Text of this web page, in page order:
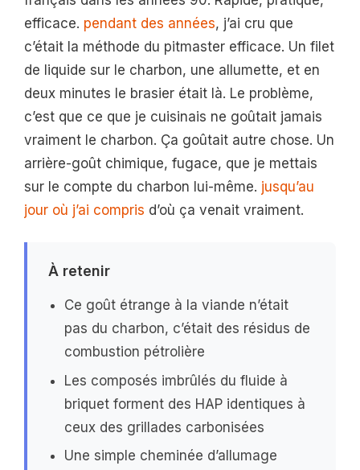
efficace. pendant des années, j’ai cru que
c’était la méthode du pitmaster efficace. Un filet
de liquide sur le charbon, une allumette, et en
deux minutes le brasier était là. Le problème,
c’est que ce que je cuisinais ne goûtait jamais
vraiment le charbon. Ça goûtait autre chose. Un
arrière-goût chimique, fugace, que je mettais
sur le compte du charbon lui-même. jusqu’au
jour où j’ai compris d’où ça venait vraiment.
À retenir
Ce goût étrange à la viande n’était
pas du charbon, c’était des résidus de
combustion pétrolière
Les composés imbrûlés du fluide à
briquet forment des HAP identiques à
ceux des grillades carbonisées
Une simple cheminée d’allumage